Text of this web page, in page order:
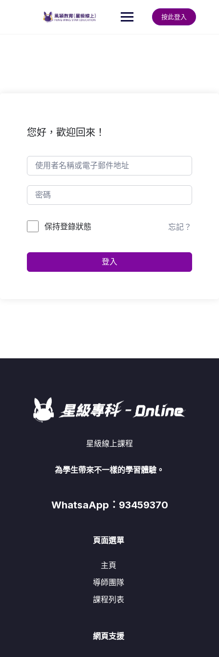
按此登入
您好，歡迎回來！
保持登錄狀態 忘記？
登入
星級線上課程
為學生帶來不一樣的學習體驗。
WhatsaApp：93459370
頁面選單
主頁
導師團隊
課程列表
網頁支援